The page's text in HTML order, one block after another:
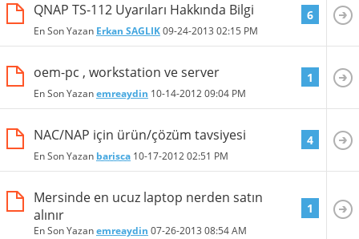
QNAP TS-112 Uyarıları Hakkında Bilgi
En Son Yazan Erkan SAGLIK09-24-2013 02:15 PM
6
oem-pc , workstation ve server
En Son Yazanemreaydin 10-14-201209:04 PM
1
NAC/NAP için ürün/çözüm tavsiyesi
En Son Yazan barisca 10-17-201202:51 PM
4
Mersinde en ucuz laptop nerden satın
alınır
En Son Yazanemreaydin 07-26-2013 08:54 AM
1